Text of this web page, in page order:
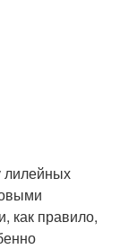
лилейных
как правило,